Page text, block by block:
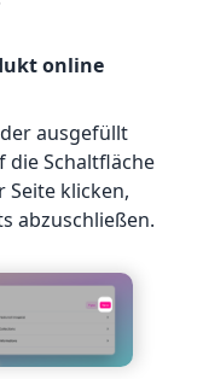
online
ausgefüllt
die Schaltfläche
Seite klicken,
abzuschließen.